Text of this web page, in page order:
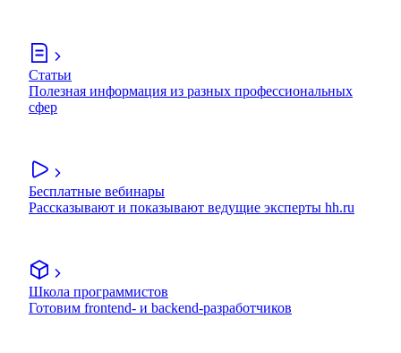
Статьи
Полезная информация из разных профессиональных
сфер
Бесплатные вебинары
Рассказывают и показывают ведущие эксперты hh.ru
Школа программистов
Готовим frontend- и backend-разработчиков